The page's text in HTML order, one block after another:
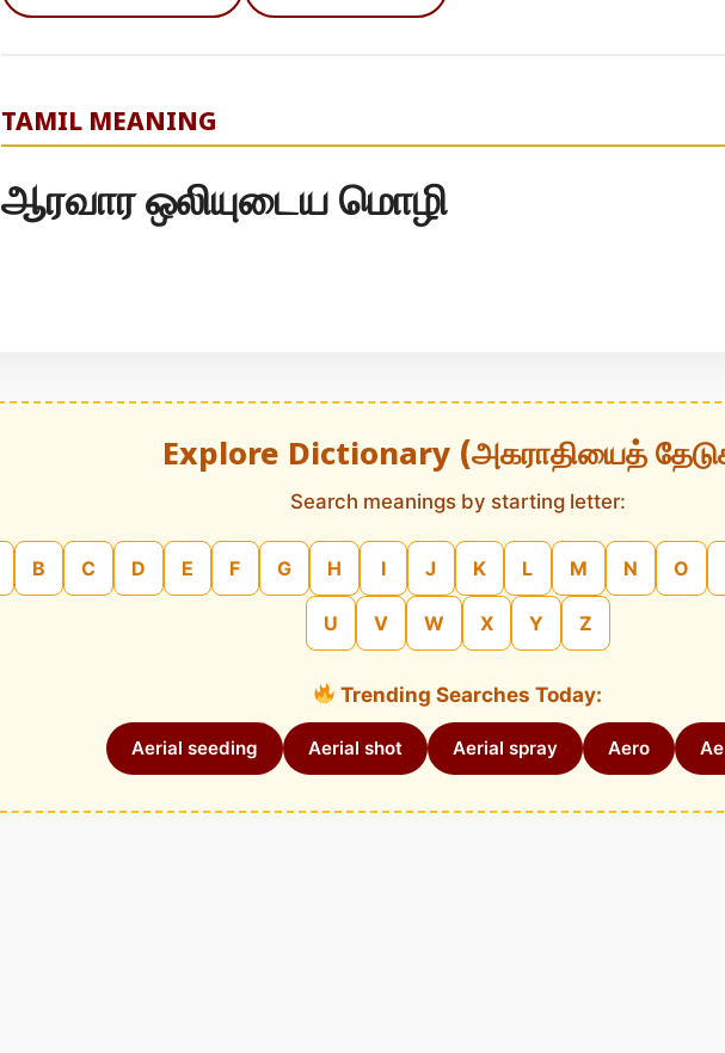
TAMIL MEANING
ஆரவார ஒலியுடைய மொழி
Explore Dictionary (அகராதியைத்
Search meanings by starting letter:
B C D E F G H I J K L M N O
U V W X Y Z
Trending Searches Today:
Aerial seeding Aerial shot Aerial spray Aero